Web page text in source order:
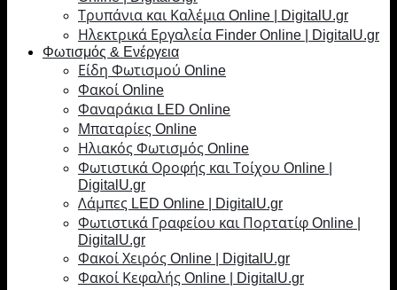
Τρυπάνια και Καλέμια Online | DigitalU.gr
Ηλεκτρικά Εργαλεία Finder Online | DigitalU.gr
Φωτισμός & Ενέργεια
Είδη Φωτισμού Online
Φακοί Online
Φαναράκια LED Online
Μπαταρίες Online
Ηλιακός Φωτισμός Online
Φωτιστικά Οροφής και Τοίχου Online |
DigitalU.gr
Λάμπες LED Online | DigitalU.gr
Φωτιστικά Γραφείου και Πορτατίφ Online |
DigitalU.gr
Φακοί Χειρός Online | DigitalU.gr
Φακοί Κεφαλής Online | DigitalU.gr